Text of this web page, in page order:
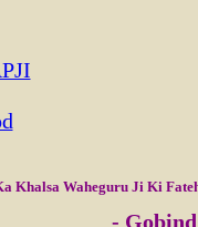
Khalsa Waheguru Ji Ki
-